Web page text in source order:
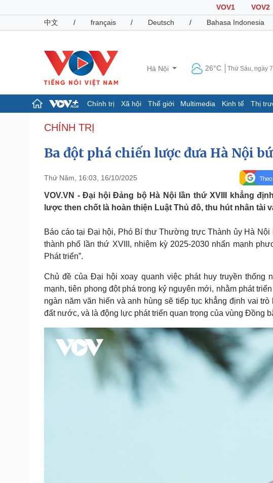
VOV1 VOV2
中文
/ français / Deutsch / Bahasa Indonesia
Hà Nội 26°C Thứ Sáu, ngày
Chính trị Xã hội Thế giới Multimedia Kinh tế Thị
Chính trị
Tổ chức nhân sự
Quốc hội
Dự báo thời tiết
Giáo dục
Biển đảo
Cuộc
Hồ sơ
Pháp luật
Tin nóng
Tư vấn luật
Quân sự - Quốc phòng
Việt Nam
Phân tích
Thể
Lịch
Thế
Dinh dưỡng - món ngon
Cây thuốc
Sản phụ khoa
Nhi khoa
Nam khoa
Làm đẹp - giảm cân
Đời sống
Nhà đẹp
Blog
Tình yêu - Gia đình
Văn
Sân
Âm
Di sản
CHÍNH TRỊ
Ba đột phá chiến lược đưa Hà Nội
Thứ Năm, 16:03, 16/10/2025
VOV.VN - Đại hội Đảng bộ Hà Nội lần thứ XVIII khẳng
lược then chốt là hoàn thiện Luật Thủ đô, thu hút nhân tài
Báo cáo tại Đại hội, Phó Bí thư Thường trực Thành ủy Hà
thành phố lần thứ XVIII, nhiệm kỳ 2025-2030 nhấn mạnh
Phát triển”.
Chủ đề của Đại hội xoay quanh việc phát huy truyền thống
mạnh, tiên phong đột phá trong kỷ nguyên mới, nhằm phát
ngàn năm văn hiến và anh hùng sẽ tiếp tục khẳng định vai
đất nước, và là động lực phát triển quan trọng của vùng Đồng